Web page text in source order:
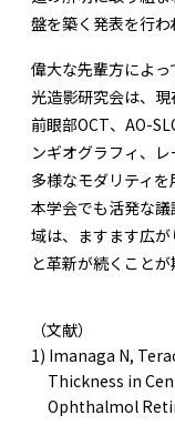
盤を築く発表を行わ
偉大な先輩方によ
光造影研究会は、
前眼部OCT、AO-
ンギオグラフィ、レ
多様なモダリティを
本学会でも活発な
域は、ますます広
と革新が続くことが
（文献）
1) Imanaga N,
Thickness in
Ophthalmol